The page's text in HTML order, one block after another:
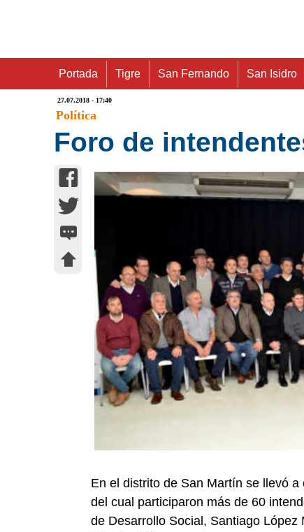
Portada Tigre San Fernando San Isidro
27.07.2018 - 17:40
Política
Foro de
En el distrito de San Martín se llevó
del cual participaron más de 60
de Desarrollo Social, Santiago López